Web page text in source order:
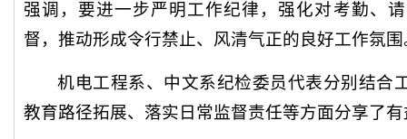
强调，要进一步严明工作纪律，强化对考勤、
督，推动形成令行禁止、风清气正的良好工作氛围
机电工程系、中文系纪检委员代表分别结合
教育路径拓展、落实日常监督责任等方面分享了